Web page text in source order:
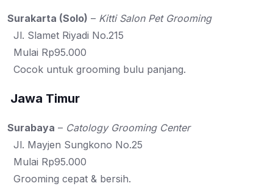
Surakarta (Solo) – Kitti Salon Pet Grooming
Jl. Slamet Riyadi No.215
Mulai Rp95.000
Cocok untuk grooming bulu panjang.
Jawa Timur
Surabaya – Catology Grooming Center
Jl. Mayjen Sungkono No.25
Mulai Rp95.000
Grooming cepat & bersih.